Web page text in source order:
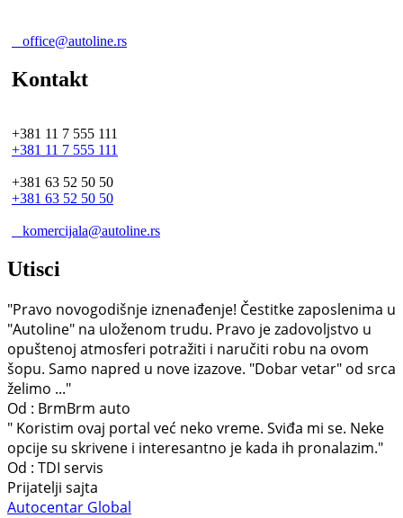
office@autoline.rs
Kontakt
+381 11 7 555 111
+381 11 7 555 111
+381 63 52 50 50
+381 63 52 50 50
komercijala@autoline.rs
Utisci
"Pravo novogodišnje iznenađenje! Čestitke zaposlenima u
"Autoline" na uloženom trudu. Pravo je zadovoljstvo u
opuštenoj atmosferi potražiti i naručiti robu na ovom
šopu. Samo napred u nove izazove. "Dobar vetar" od srca
želimo ..."
Od : BrmBrm auto
" Koristim ovaj portal već neko vreme. Sviđa mi se. Neke
opcije su skrivene i interesantno je kada ih pronalazim."
Od : TDI servis
Prijatelji sajta
Autocentar Global